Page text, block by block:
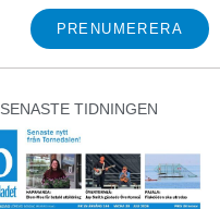
PRENUMERERA
SENASTE TIDNINGEN